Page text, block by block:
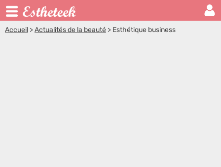
Accueil >Actualités de la beauté > Esthétique business